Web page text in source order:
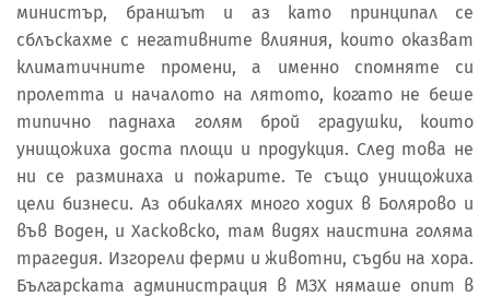
министър, браншът и аз като принципал се
сблъскахме с негативните влияния, които оказват
климатичните промени, а именно спомняте си
пролетта и началото на лятото, когато не беше
типично паднаха голям брой градушки, които
унищожиха доста площи и продукция. След това не
ни се разминаха и пожарите. Те също унищожиха
цели бизнеси. Аз обикалях много ходих в Болярово и
във Воден, и Хасковско, там видях наистина голяма
трагедия. Изгорели ферми и животни, съдби на хора.
Българската администрация в МЗХ нямаше опит в